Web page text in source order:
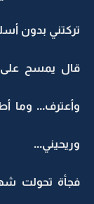
تركتني بدون
قال يمسح على
وأعترف... وما
وريحيني...
فجأة تحولت